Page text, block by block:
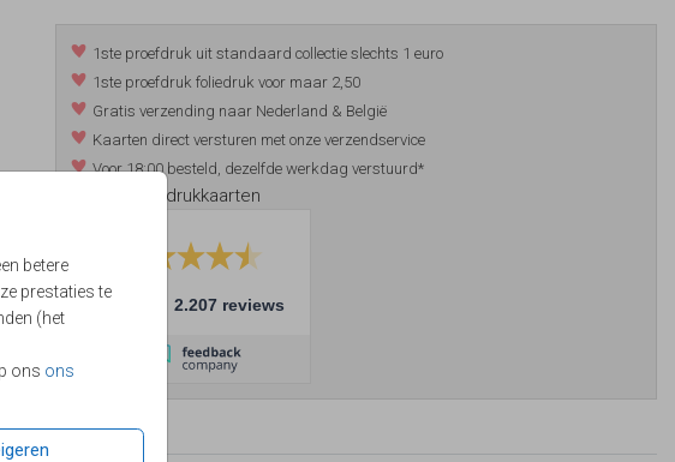
betere
prestaties te
(het
ons ons
1ste proefdruk uit standaard collectie slechts 1 euro
1ste proefdruk foliedruk voor maar 2,50
Gratis verzending naar Nederland & België
Kaarten direct versturen met onze verzendservice
Voor 18:00 besteld, dezelfde werkdag verstuurd*
*m.u.v. foliedrukkaarten
9.4 2.207 reviews